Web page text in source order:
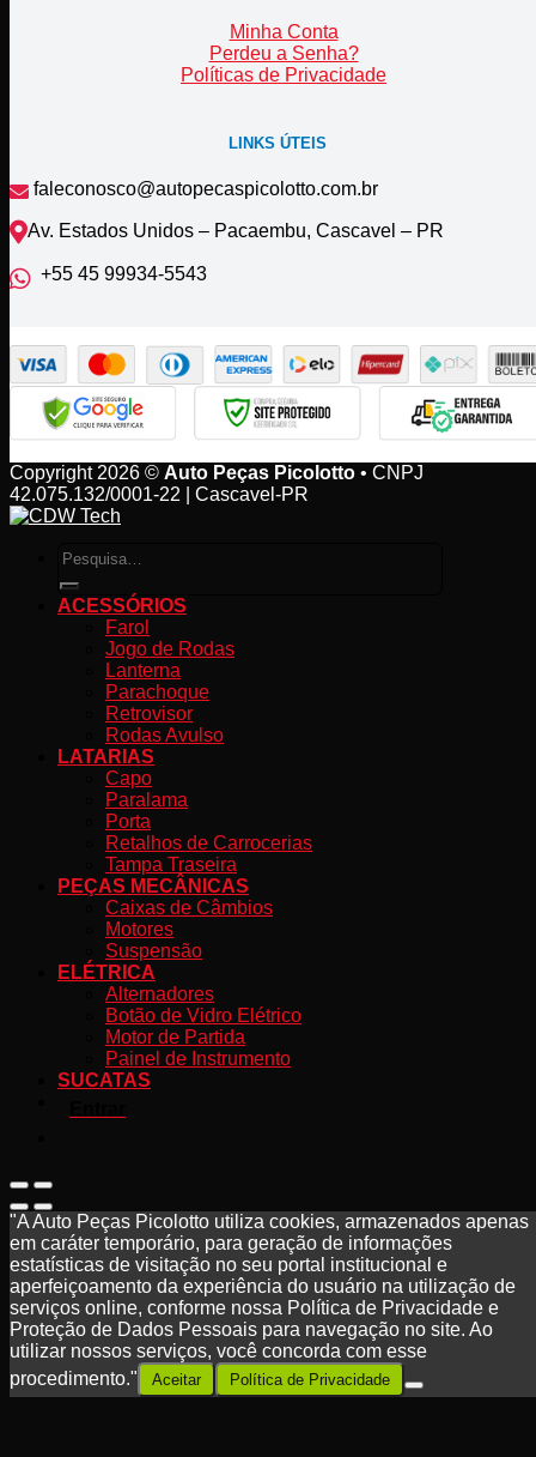
Minha Conta
Perdeu a Senha?
Políticas de Privacidade
LINKS ÚTEIS
faleconosco@autopecaspicolotto.com.br
Av. Estados Unidos – Pacaembu, Cascavel – PR
+55 45 99934‑5543‬
Copyright 2026 © Auto Peças Picolotto • CNPJ
42.075.132/0001-22 | Cascavel-PR
Pesquisar
por:
ACESSÓRIOS
Farol
Jogo de Rodas
Lanterna
Parachoque
Retrovisor
Rodas Avulso
LATARIAS
Capo
Paralama
Porta
Retalhos de Carrocerias
Tampa Traseira
PEÇAS MECÂNICAS
Caixas de Câmbios
Motores
Suspensão
ELÉTRICA
Alternadores
Botão de Vidro Elétrico
Motor de Partida
Painel de Instrumento
SUCATAS
"A Auto Peças Picolotto utiliza cookies, armazenados apenas
em caráter temporário, para geração de informações
estatísticas de visitação no seu portal institucional e
aperfeiçoamento da experiência do usuário na utilização de
serviços online, conforme nossa Política de Privacidade e
Proteção de Dados Pessoais para navegação no site. Ao
utilizar nossos serviços, você concorda com esse
procedimento."
Aceitar Política de Privacidade